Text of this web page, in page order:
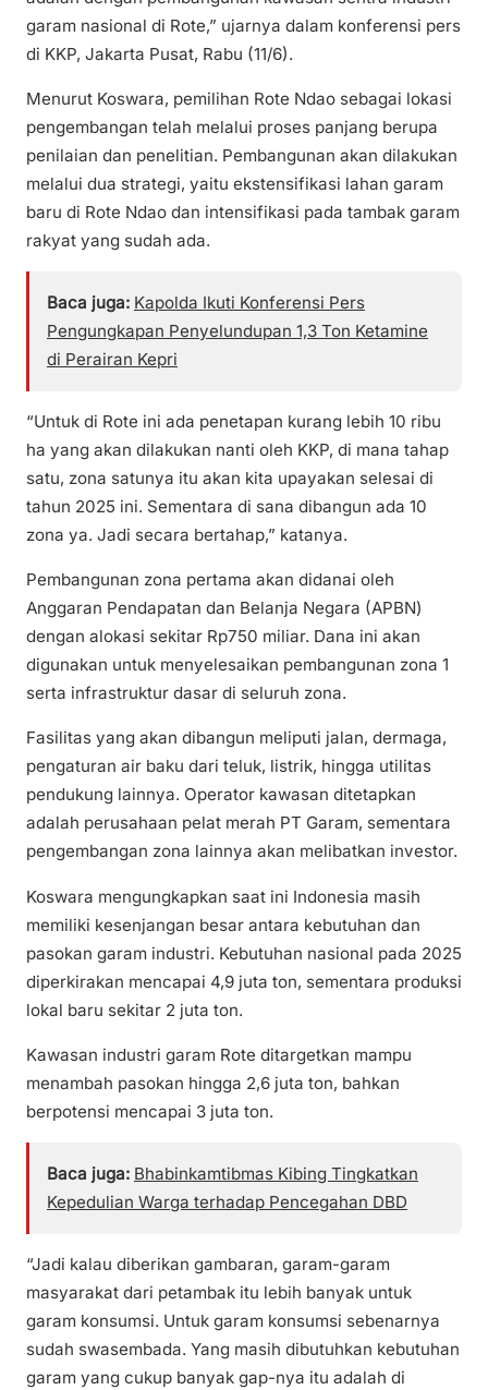
garam nasional di Rote,” ujarnya dalam konferensi pers
di KKP, Jakarta Pusat, Rabu (11/6).
Menurut Koswara, pemilihan Rote Ndao sebagai lokasi
pengembangan telah melalui proses panjang berupa
penilaian dan penelitian. Pembangunan akan dilakukan
melalui dua strategi, yaitu ekstensifikasi lahan garam
baru di Rote Ndao dan intensifikasi pada tambak garam
rakyat yang sudah ada.
Baca juga: Kapolda Ikuti Konferensi Pers
Pengungkapan Penyelundupan 1,3 Ton Ketamine
di Perairan Kepri
“Untuk di Rote ini ada penetapan kurang lebih 10 ribu
ha yang akan dilakukan nanti oleh KKP, di mana tahap
satu, zona satunya itu akan kita upayakan selesai di
tahun 2025 ini. Sementara di sana dibangun ada 10
zona ya. Jadi secara bertahap,” katanya.
Pembangunan zona pertama akan didanai oleh
Anggaran Pendapatan dan Belanja Negara (APBN)
dengan alokasi sekitar Rp750 miliar. Dana ini akan
digunakan untuk menyelesaikan pembangunan zona 1
serta infrastruktur dasar di seluruh zona.
Fasilitas yang akan dibangun meliputi jalan, dermaga,
pengaturan air baku dari teluk, listrik, hingga utilitas
pendukung lainnya. Operator kawasan ditetapkan
adalah perusahaan pelat merah PT Garam, sementara
pengembangan zona lainnya akan melibatkan investor.
Koswara mengungkapkan saat ini Indonesia masih
memiliki kesenjangan besar antara kebutuhan dan
pasokan garam industri. Kebutuhan nasional pada 2025
diperkirakan mencapai 4,9 juta ton, sementara produksi
lokal baru sekitar 2 juta ton.
Kawasan industri garam Rote ditargetkan mampu
menambah pasokan hingga 2,6 juta ton, bahkan
berpotensi mencapai 3 juta ton.
Baca juga: Bhabinkamtibmas Kibing Tingkatkan
Kepedulian Warga terhadap Pencegahan DBD
“Jadi kalau diberikan gambaran, garam-garam
masyarakat dari petambak itu lebih banyak untuk
garam konsumsi. Untuk garam konsumsi sebenarnya
sudah swasembada. Yang masih dibutuhkan kebutuhan
garam yang cukup banyak gap-nya itu adalah di